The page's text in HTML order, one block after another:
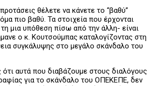
θέλετε να κάνετε το “βαθύ”
πιο βαθύ. Τα στοιχεία που έρχονται
μια υπόθεση πίσω από την άλλη- είναι
ο κ. Κουτσούμπας καταλογίζοντας στη
συγκάλυψης στο μεγάλο σκάνδαλο του
αυτά που διαβάζουμε στους διαλόγους
για το σκάνδαλο του ΟΠΕΚΕΠΕ, δεν